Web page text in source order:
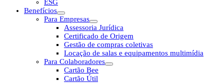
ESG
Benefícios
Para Empresas
Assessoria Jurídica
Certificado de Origem
Gestão de compras coletivas
Locação de salas e equipamentos multimídia
Para Colaboradores
Cartão Bee
Cartão Útil